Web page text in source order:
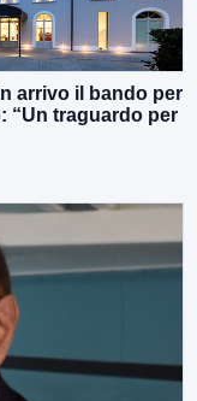
arrivo il bando per
“Un traguardo per